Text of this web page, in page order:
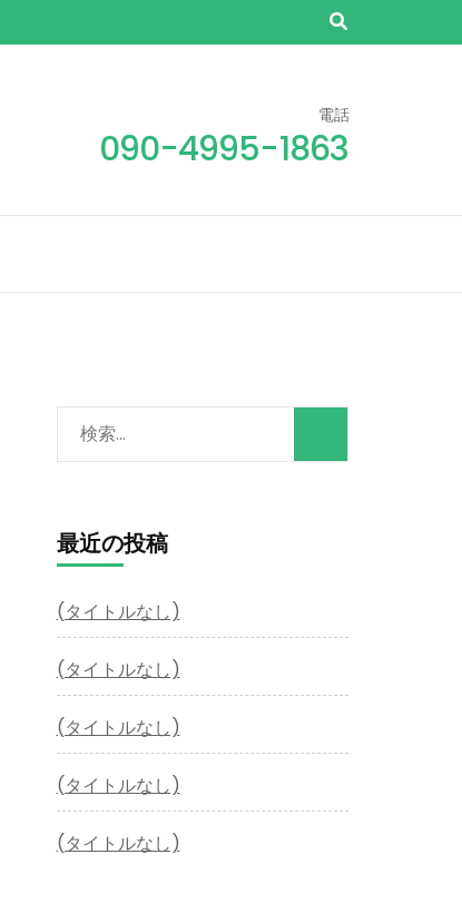
電話
090-4995-1863
検
索:
最近の投稿
(タイトルなし)
(タイトルなし)
(タイトルなし)
(タイトルなし)
(タイトルなし)